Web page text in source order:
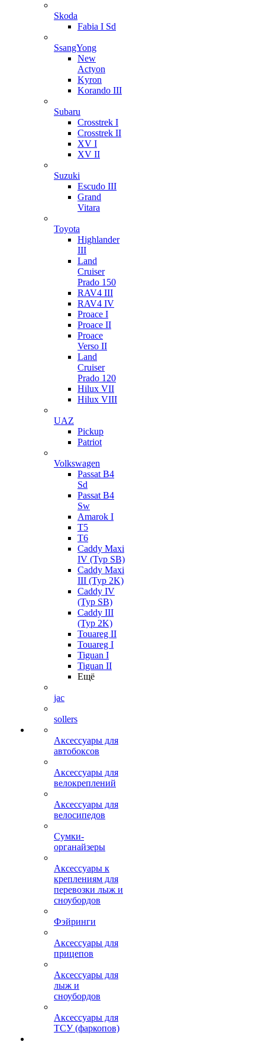
Skoda
Fabia I Sd
SsangYong
New
Actyon
Kyron
Korando III
Subaru
Crosstrek I
Crosstrek II
XV I
XV II
Suzuki
Escudo III
Grand
Vitara
Toyota
Highlander
III
Land
Cruiser
Prado 150
RAV4 III
RAV4 IV
Proace I
Proace II
Proace
Verso II
Land
Cruiser
Prado 120
Hilux VII
Hilux VIII
UAZ
Pickup
Patriot
Volkswagen
Passat B4
Sd
Passat B4
Sw
Amarok I
T5
T6
Caddy Maxi
IV (Typ SB)
Caddy Maxi
III (Typ 2K)
Caddy IV
(Typ SB)
Caddy III
(Typ 2K)
Touareg II
Touareg I
Tiguan I
Tiguan II
Ещё
jac
sollers
Аксессуары для
автобоксов
Аксессуары для
велокреплений
Аксессуары для
велосипедов
Сумки-
органайзеры
Аксессуары к
креплениям для
перевозки лыж и
сноубордов
Фэйринги
Аксессуары для
прицепов
Аксессуары для
лыж и
сноубордов
Аксессуары для
ТСУ (фаркопов)